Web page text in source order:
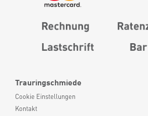
Trauringschmiede
Cookie Einstellungen
Kontakt